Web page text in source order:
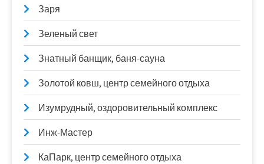
Заря
Зеленый свет
Знатный банщик, баня-сауна
Золотой ковш, центр семейного отдыха
Изумрудный, оздоровительный комплекс
Инж-Мастер
КаПарк, центр семейного отдыха